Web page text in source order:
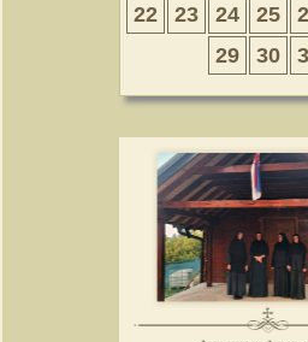
22
23 24 25
29
30